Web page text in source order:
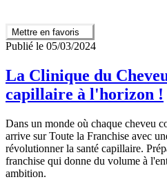
Mettre en favoris
Publié le 05/03/2024
La Clinique du
capillaire à l'horizon !
Dans un monde où chaque cheveu
arrive sur Toute la Franchise avec
révolutionner la santé capillaire.
franchise qui donne du volume à
ambition.